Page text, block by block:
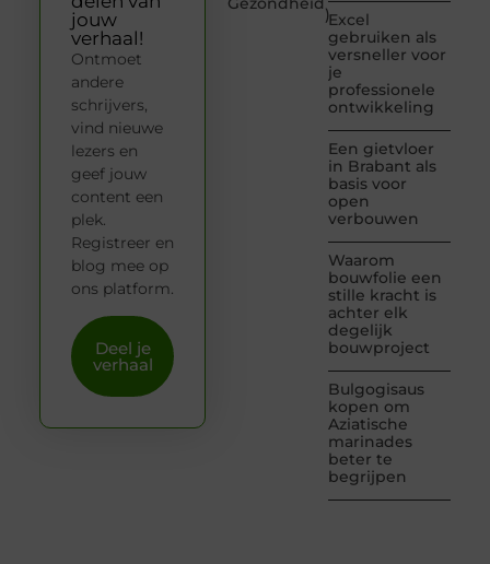
)Excel
gebruiken als
versneller voor
je
professionele
ontwikkeling
Een gietvloer
in Brabant als
basis voor
open
verbouwen
Waarom
bouwfolie een
stille kracht is
achter elk
degelijk
bouwproject
Bulgogisaus
kopen om
Aziatische
marinades
beter te
begrijpen
jouw
verhaal!
Ontmoet
andere
schrijvers,
vind nieuwe
lezers en
geef jouw
content een
plek.
Registreer en
blog mee op
ons platform.
Deel je
verhaal